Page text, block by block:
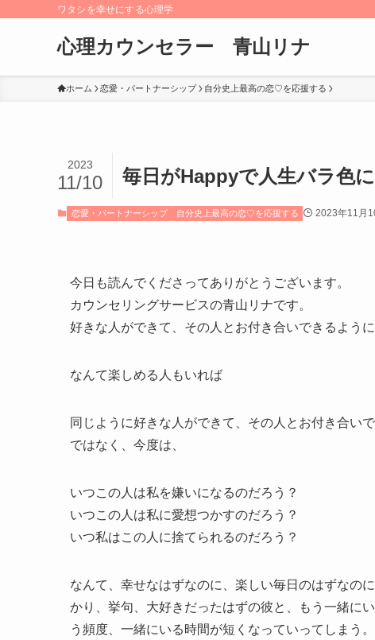
ワタシを幸せにする心理学
心理カウンセラー 青山リナ
ホーム 恋愛・パートナーシップ 自分史上最高の恋♡を応援する
毎日がHappyで人生バラ色に
2023
11/10
恋愛・パートナーシップ 自分史上最高の恋♡を応援する 2023年11月
今日も読んでくださってありがとうございます。
カウンセリングサービスの青山リナです。
好きな人ができて、その人とお付き合いできるよう
なんて楽しめる人もいれば
同じように好きな人ができて、その人とお付き合い
ではなく、今度は、
いつこの人は私を嫌いになるのだろう？
いつこの人は私に愛想つかすのだろう？
いつ私はこの人に捨てられるのだろう？
なんて、幸せなはずなのに、楽しい毎日のはずなの
かり、挙句、大好きだったはずの彼と、もう一緒に
う頻度、一緒にいる時間が短くなっていってしまう。